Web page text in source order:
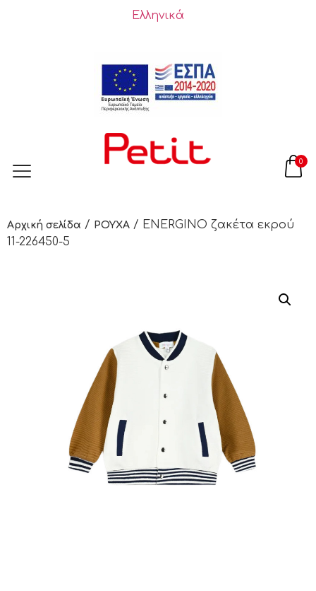
Ελληνικά
0
Αρχική σελίδα / ΡΟΥΧΑ / ENERGINO ζακέτα εκρού
11-226450-5